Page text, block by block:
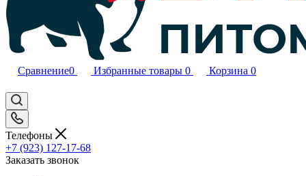
Сравнение0 Избранные товары 0 Корзина 0
Телефоны
+7 (923) 127-17-68
Заказать звонок